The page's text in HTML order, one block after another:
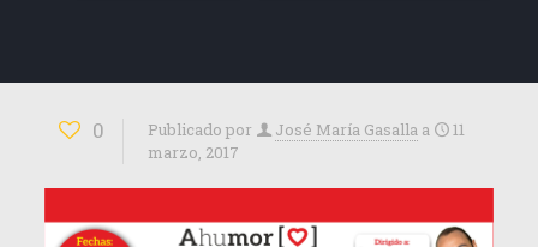
0 Publicado por José María Gasalla a
11
marzo, 2017